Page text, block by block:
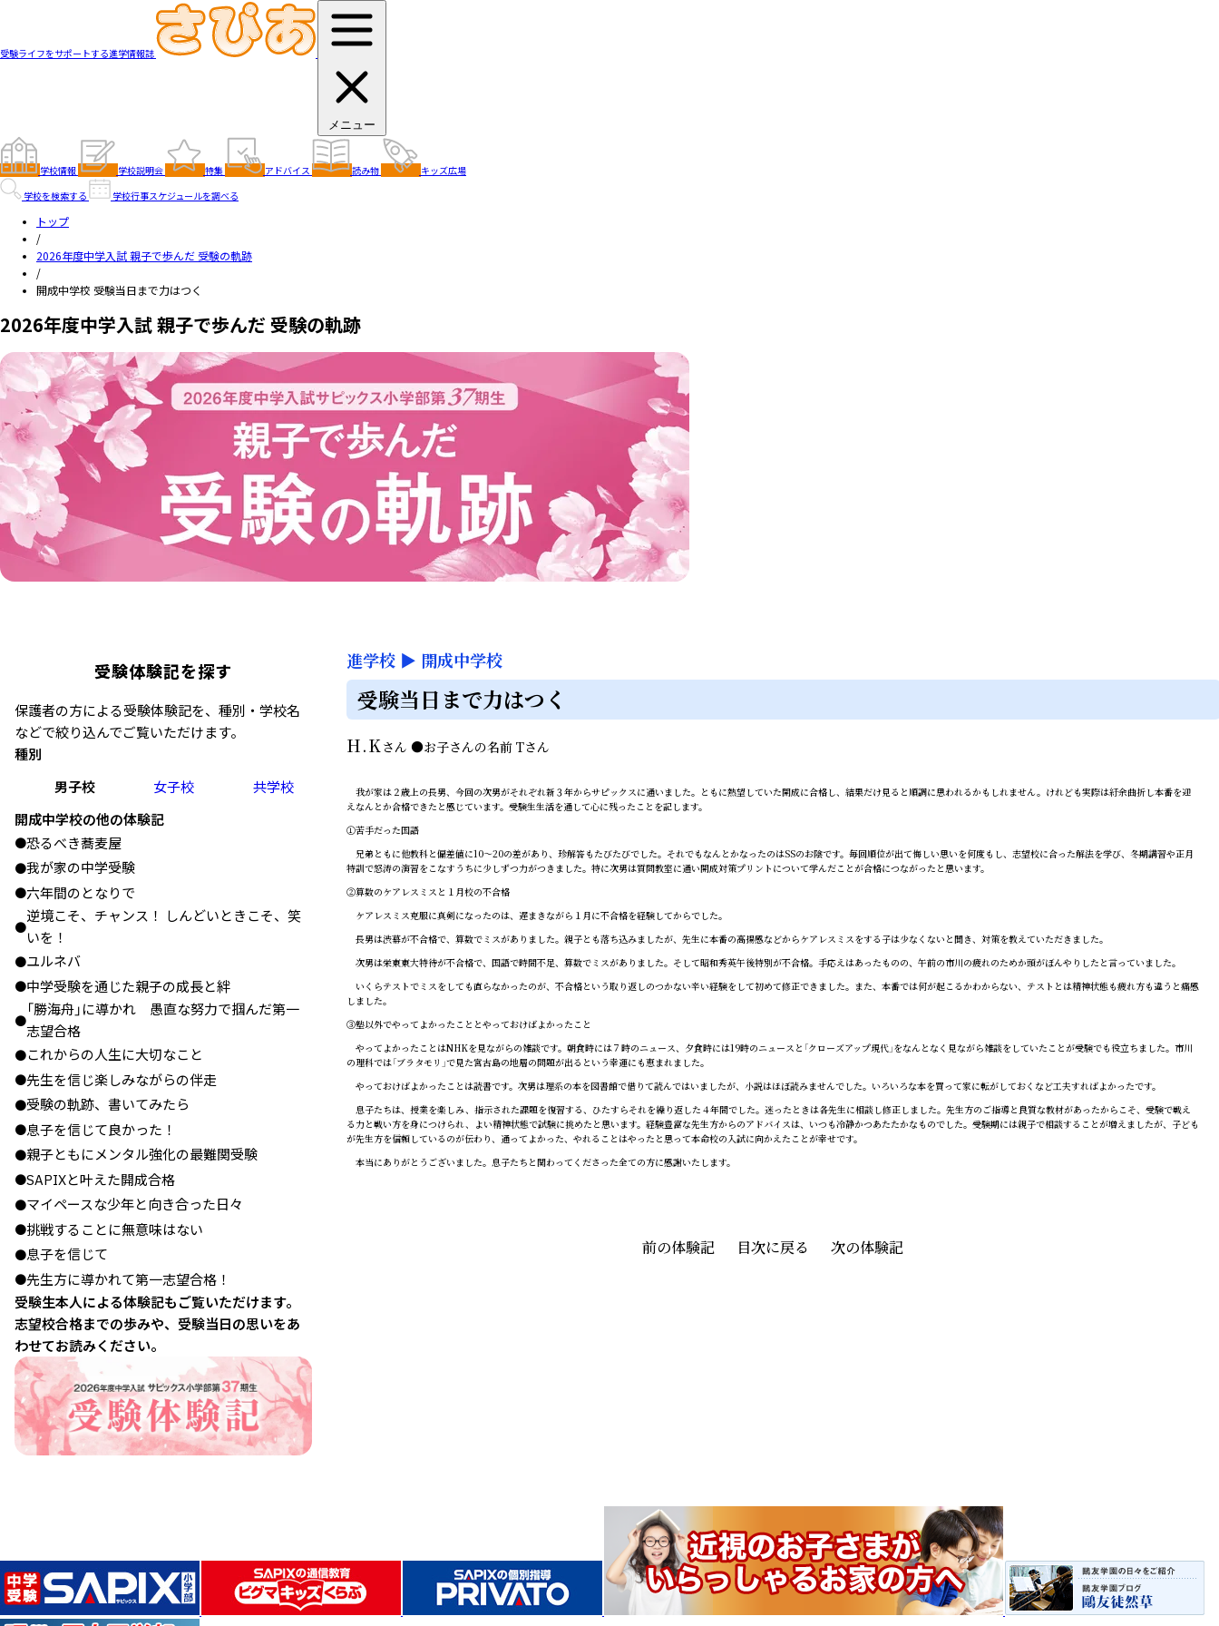
受験ライフをサポートする進学情報誌
メニュー
学校情報 学校説明会 特集 アドバイス 読み物
キッズ広場
学校を検索する
学校行事スケジュールを調べる
トップ
/
2026年度中学入試 親子で歩んだ 受験の軌跡
/
開成中学校 受験当日まで力はつく
2026年度中学入試 親子で歩んだ 受験の軌跡
受験体験記を探す
保護者の方による受験体験記を、種別・学校名
などで絞り込んでご覧いただけます。
種別
男子校
女子校
共学校
開成中学校の他の体験記
●恐るべき蕎麦屋
●我が家の中学受験
●六年間のとなりで
●
逆境こそ、チャンス！ しんどいときこそ、笑
いを！
●ユルネバ
●中学受験を通じた親子の成長と絆
●
「勝海舟」に導かれ 愚直な努力で掴んだ第一
志望合格
●これからの人生に大切なこと
●先生を信じ楽しみながらの伴走
●受験の軌跡、書いてみたら
●息子を信じて良かった！
●親子ともにメンタル強化の最難関受験
●SAPIXと叶えた開成合格
●マイペースな少年と向き合った日々
●挑戦することに無意味はない
●息子を信じて
●先生方に導かれて第一志望合格！
受験生本人による体験記もご覧いただけます。
志望校合格までの歩みや、受験当日の思いをあ
わせてお読みください。
進学校 ▶ 開成中学校
受験当日まで力はつく
H.K さん ●お子さんの名前 Tさん
我が家は２歳上の長男、今回の次男がそれぞれ新３年からサピックスに通いました。ともに熱望していた開成に合格し、結果だけ見ると順調に思われるかもしれません。けれども実際は紆余曲折し本番を迎
えなんとか合格できたと感じています。受験生生活を通して心に残ったことを記します。
①苦手だった国語
兄弟ともに他教科と偏差値に10～20の差があり、珍解答もたびたびでした。それでもなんとかなったのはSSのお陰です。毎回順位が出て悔しい思いを何度もし、志望校に合った解法を学び、冬期講習や正月
特訓で怒涛の演習をこなすうちに少しずつ力がつきました。特に次男は質問教室に通い開成対策プリントについて学んだことが合格につながったと思います。
②算数のケアレスミスと１月校の不合格
ケアレスミス克服に真剣になったのは、遅まきながら１月に不合格を経験してからでした。
長男は渋幕が不合格で、算数でミスがありました。親子とも落ち込みましたが、先生に本番の高揚感などからケアレスミスをする子は少なくないと聞き、対策を教えていただきました。
次男は栄東東大特待が不合格で、国語で時間不足、算数でミスがありました。そして昭和秀英午後特別が不合格。手応えはあったものの、午前の市川の疲れのためか頭がぼんやりしたと言っていました。
いくらテストでミスをしても直らなかったのが、不合格という取り返しのつかない辛い経験をして初めて修正できました。また、本番では何が起こるかわからない、テストとは精神状態も疲れ方も違うと痛感
しました。
③塾以外でやってよかったこととやっておけばよかったこと
やってよかったことはNHKを見ながらの雑談です。朝食時には７時のニュース、夕食時には19時のニュースと「クローズアップ現代」をなんとなく見ながら雑談をしていたことが受験でも役立ちました。市川
の理科では「ブラタモリ」で見た宮古島の地層の問題が出るという幸運にも恵まれました。
やっておけばよかったことは読書です。次男は理系の本を図書館で借りて読んではいましたが、小説はほぼ読みませんでした。いろいろな本を買って家に転がしておくなど工夫すればよかったです。
息子たちは、授業を楽しみ、指示された課題を復習する、ひたすらそれを繰り返した４年間でした。迷ったときは各先生に相談し修正しました。先生方のご指導と良質な教材があったからこそ、受験で戦え
る力と戦い方を身につけられ、よい精神状態で試験に挑めたと思います。経験豊富な先生方からのアドバイスは、いつも冷静かつあたたかなものでした。受験期には親子で相談することが増えましたが、子ども
が先生方を信頼しているのが伝わり、通ってよかった、やれることはやったと思って本命校の入試に向かえたことが幸せです。
本当にありがとうございました。息子たちと関わってくださった全ての方に感謝いたします。
前の体験記 目次に戻る 次の体験記